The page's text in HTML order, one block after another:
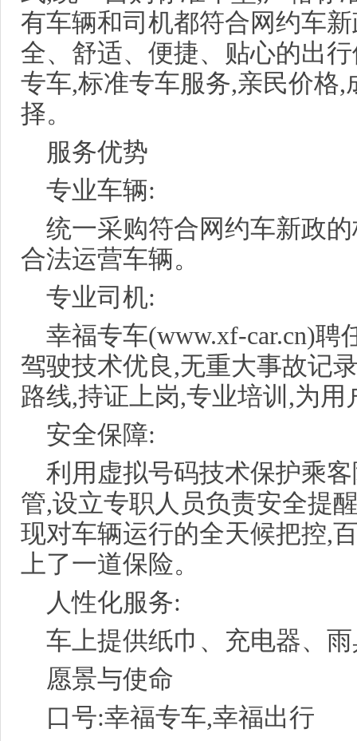
有车辆和司机都符合网约车
全、舒适、便捷、贴心的出
专车,标准专车服务,亲民价格
择。
服务优势
专业车辆:
统一采购符合网约车新政
合法运营车辆。
专业司机:
幸福专车(www.xf-car.cn)
驾驶技术优良,无重大事故记
路线,持证上岗,专业培训,为
安全保障:
利用虚拟号码技术保护乘
管,设立专职人员负责安全提
现对车辆运行的全天候把控,
上了一道保险。
人性化服务:
车上提供纸巾、充电器、
愿景与使命
口号:幸福专车,幸福出行